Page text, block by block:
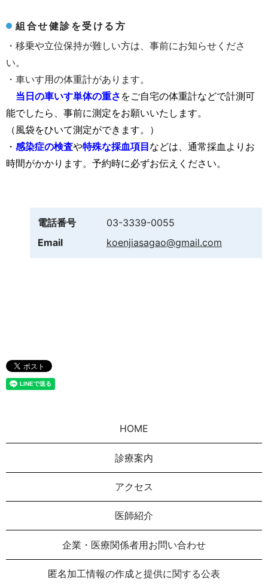
組合せ健診を受ける方
・移乗や立位保持が難しい方は、事前にお知らせくださ
い。
・車いす用の体重計があります。
当日の車いす単体の重さ をご自宅の体重計などで計測可
能でしたら、事前に測定をお願いいたします。
（風袋をひいて測定ができます。）
・ 感染症の検査や特殊な採血項目などは、通常採血よりお
時間がかかります。予約時に必ずお伝えください。
電話番号
03-3339-0055
Email
koenjiasagao@gmail.com
HOME
診療案内
アクセス
医師紹介
企業・医療関係者用お問い合わせ
匿名加⼯情報の作成と提供に関する公表